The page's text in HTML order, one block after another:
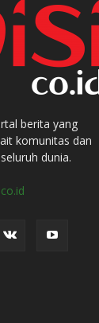
berita yang
komunitas dan
dunia.